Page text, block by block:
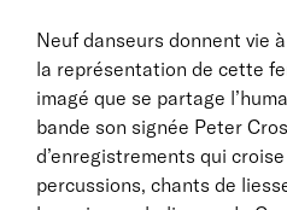
Neuf danseurs donnent vie
la représentation de cette
imagé que se partage
bande son signée Peter
d’enregistrements qui
percussions, chants de